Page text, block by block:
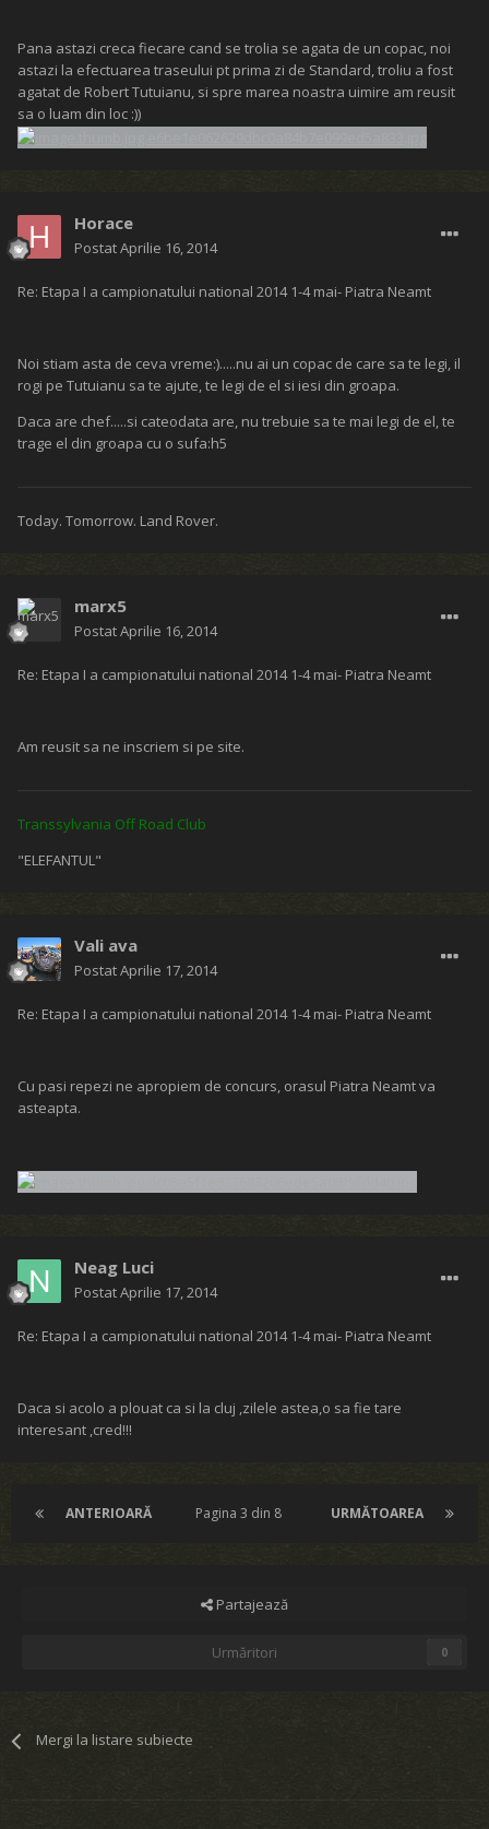
Pana astazi creca fiecare cand se trolia se agata de un copac, noi
astazi la efectuarea traseului pt prima zi de Standard, troliu a fost
agatat de Robert Tutuianu, si spre marea noastra uimire am reusit
sa o luam din loc :))
Horace
PostatAprilie 16, 2014
Re: Etapa I a campionatului national 2014 1-4 mai- Piatra Neamt
Noi stiam asta de ceva vreme:).....nu ai un copac de care sa te legi, il
rogi pe Tutuianu sa te ajute, te legi de el si iesi din groapa.
Daca are chef.....si cateodata are, nu trebuie sa te mai legi de el, te
trage el din groapa cu o sufa:h5
Today. Tomorrow. Land Rover.
marx5
PostatAprilie 16, 2014
Re: Etapa I a campionatului national 2014 1-4 mai- Piatra Neamt
Am reusit sa ne inscriem si pe site.
Transsylvania Off Road Club
"ELEFANTUL"
Vali ava
PostatAprilie 17, 2014
Re: Etapa I a campionatului national 2014 1-4 mai- Piatra Neamt
Cu pasi repezi ne apropiem de concurs, orasul Piatra Neamt va
asteapta.
Neag Luci
PostatAprilie 17, 2014
Re: Etapa I a campionatului national 2014 1-4 mai- Piatra Neamt
Daca si acolo a plouat ca si la cluj ,zilele astea,o sa fie tare
interesant ,cred!!!
ANTERIOARĂ URMĂTOAREA
Pagina 3 din 8
Partajează
Urmăritori 0
Mergi la listare subiecte